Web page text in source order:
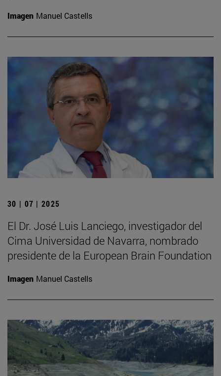
Imagen Manuel Castells
30 | 07 | 2025
El Dr. José Luis Lanciego, investigador del
Cima Universidad de Navarra, nombrado
presidente de la European Brain Foundation
Imagen Manuel Castells